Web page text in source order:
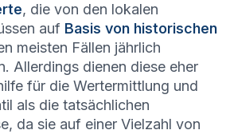
, die von den lokalen
auf Basis von historischen
meisten Fällen jährlich
Allerdings dienen diese eher
für die Wertermittlung und
als die tatsächlichen
da sie auf einer Vielzahl von